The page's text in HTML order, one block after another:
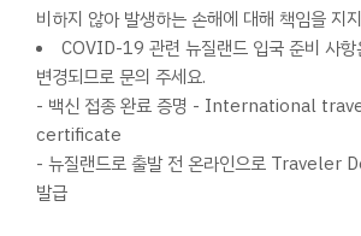
비하지 않아 발생하는 손해에 대해 책임을 지
COVID-19 관련 뉴질랜드 입국 준비 사항
변경되므로 문의 주세요.
- 백신 접종 완료 증명 - International
certificate
- 뉴질랜드로 출발 전 온라인으로 Traveler
발급